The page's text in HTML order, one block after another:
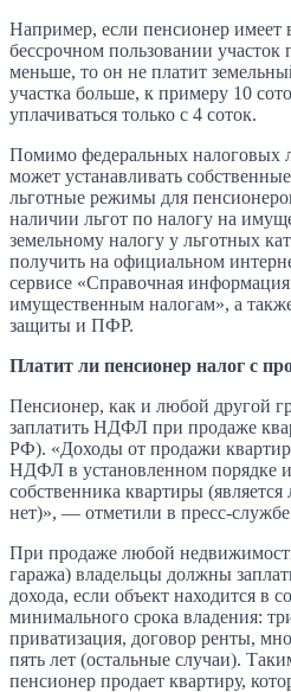
Например, если пенсионер имеет
бессрочном пользовании
меньше, то он не платит
участка больше, к примеру 10
уплачиваться только с 4 соток.
Помимо федеральных налоговых
может устанавливать
льготные режимы для
наличии льгот по налогу на
земельному налогу у льготных
получить на официальном
сервисе «Справочная информация
имущественным налогам», а
защиты и ПФР.
Платит ли пенсионер налог с
Пенсионер, как и любой другой
заплатить НДФЛ при продаже
РФ). «Доходы от продажи
НДФЛ в установленном порядке и
собственника квартиры
нет)», — отметили в пресс-
При продаже любой
гаража) владельцы должны
дохода, если объект находится в
минимального срока владения:
приватизация, договор ренты,
пять лет (остальные случаи).
пенсионер продает квартиру,